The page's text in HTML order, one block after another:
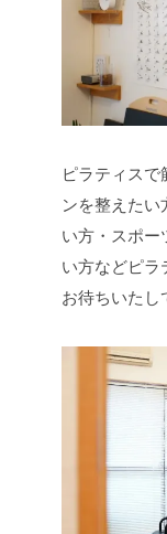
ピラティスで
ンを整えたい
い方・スポー
い方などピラ
お待ちいたし